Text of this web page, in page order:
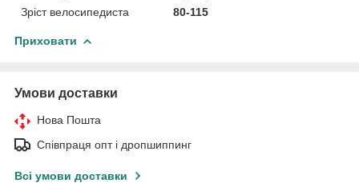
Зріст велосипедиста
80-115
Приховати
Умови доставки
Нова Пошта
Співпраця опт і дропшиппинг
Всі умови доставки